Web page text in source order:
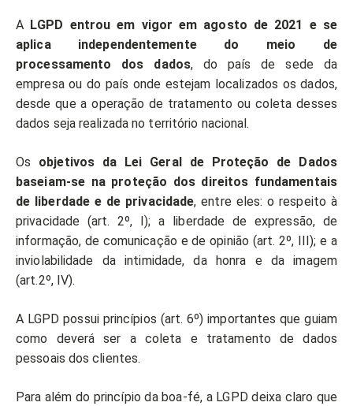
A LGPD entrou em vigor em agosto de 2021 e se
aplica independentemente do meio de
processamento dos dados, do país de sede da
empresa ou do país onde estejam localizados os dados,
desde que a operação de tratamento ou coleta desses
dados seja realizada no território nacional.
Os objetivos da Lei Geral de Proteção de Dados
baseiam-se na proteção dos direitos fundamentais
de liberdade e de privacidade, entre eles: o respeito à
privacidade (art. 2º, I); a liberdade de expressão, de
informação, de comunicação e de opinião (art. 2º, III); e a
inviolabilidade da intimidade, da honra e da imagem
(art.2º, IV).
A LGPD possui princípios (art. 6º) importantes que guiam
como deverá ser a coleta e tratamento de dados
pessoais dos clientes.
Para além do princípio da boa-fé, a LGPD deixa claro que